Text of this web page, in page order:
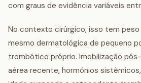
com graus de evidência variáveis
No contexto cirúrgico, isso tem peso
mesmo dermatológica de pequeno
trombótico próprio. Imobilização
aérea recente, hormônios